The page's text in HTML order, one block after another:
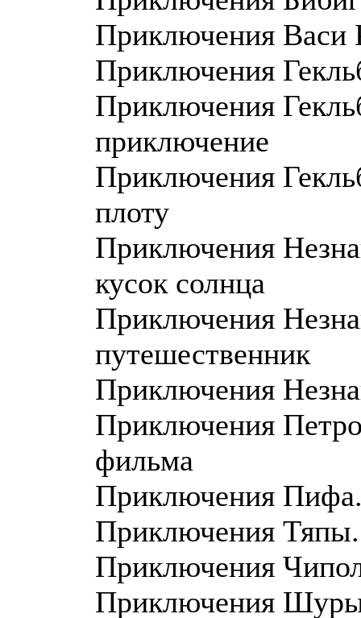
Приключения Васи
Приключения
Приключения
приключение
Приключения
плоту
Приключения
кусок солнца
Приключения
путешественник
Приключения
Приключения
фильма
Приключения
Приключения Тяпы.
Приключения
Приключения